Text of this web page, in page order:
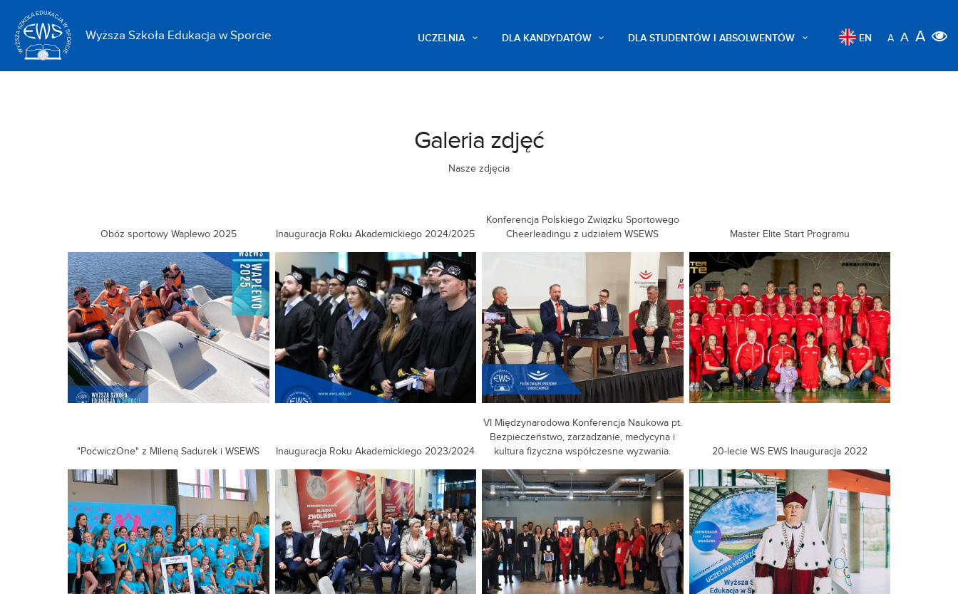
Wyższa Szkoła Edukacja w Sporcie UCZELNIA DLA KANDYDATÓW DLA STUDENTÓW I ABSOLWENTÓW EN A A A
Galeria zdjęć
Nasze zdjęcia
Obóz sportowy Waplewo 2025 Inauguracja Roku Akademickiego 2024/2025
Konferencja Polskiego Związku Sportowego
Cheerleadingu z udziałem WSEWS
Master Elite Start Programu
"PoćwiczOne" z Mileną Sadurek i WSEWS Inauguracja Roku Akademickiego 2023/2024
VI Międzynarodowa Konferencja Naukowa pt.
Bezpieczeństwo, zarzadzanie, medycyna i
kultura fizyczna współczesne wyzwania.
20-lecie WS EWS Inauguracja 2022